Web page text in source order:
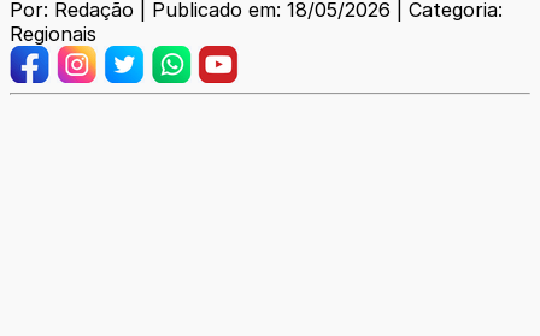
Por: Redação | Publicado em: 18/05/2026 | Categoria:
Regionais